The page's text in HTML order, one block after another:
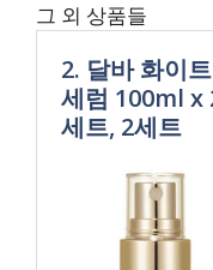
그 외 상품들
2. 달바 화이
세럼 100ml x
세트, 2세트